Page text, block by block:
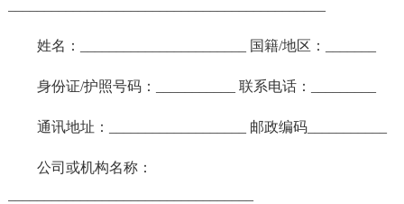
姓名：_______________________ 国籍/地区：_______
身份证/护照号码：___________ 联系电话：_________
通讯地址：___________________ 邮政编码___________
公司或机构名称：